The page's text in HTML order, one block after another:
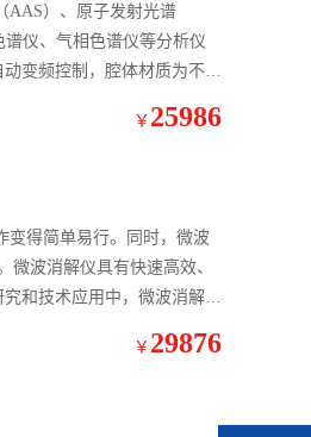
谱仪、气相色谱仪等分析仪
变频控制，腔体材质为不锈
￥ 25986
波消解仪具有快速高效、
和技术应用中，微波消解仪
￥ 29876